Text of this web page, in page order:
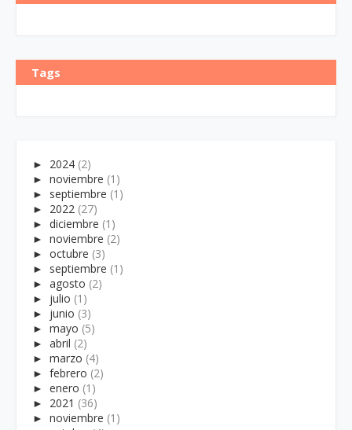
Tags
► 2024 (2)
► noviembre (1)
► septiembre (1)
► 2022 (27)
► diciembre (1)
► noviembre (2)
► octubre (3)
► septiembre (1)
► agosto (2)
► julio (1)
► junio (3)
► mayo (5)
► abril (2)
► marzo (4)
► febrero (2)
► enero (1)
► 2021 (36)
► noviembre (1)